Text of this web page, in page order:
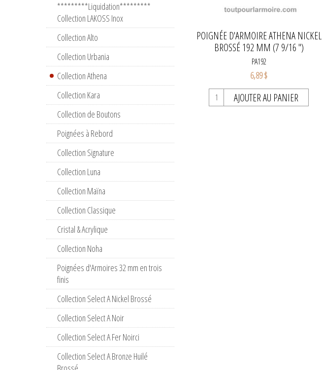
POIGNÉE D'ARMOIRE ATHENA NICKEL
BROSSÉ 192 MM (7 9/16 ")
PA192
6,89 $
AJOUTER AU PANIER
*********Liquidation*********
Collection LAKOSS Inox
Collection Alto
Collection Urbania
Collection Athena
Collection Kara
Collection de Boutons
Poignées à Rebord
Collection Signature
Collection Luna
Collection Maïna
Collection Classique
Cristal & Acrylique
Collection Noha
Poignées d'Armoires 32 mm en trois
finis
Collection Select A Nickel Brossé
Collection Select A Noir
Collection Select A Fer Noirci
Collection Select A Bronze Huilé